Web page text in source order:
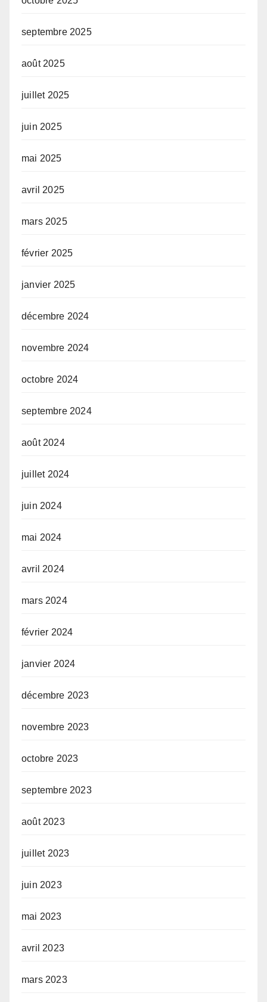
septembre 2025
août 2025
juillet 2025
juin 2025
mai 2025
avril 2025
mars 2025
février 2025
janvier 2025
décembre 2024
novembre 2024
octobre 2024
septembre 2024
août 2024
juillet 2024
juin 2024
mai 2024
avril 2024
mars 2024
février 2024
janvier 2024
décembre 2023
novembre 2023
octobre 2023
septembre 2023
août 2023
juillet 2023
juin 2023
mai 2023
avril 2023
mars 2023